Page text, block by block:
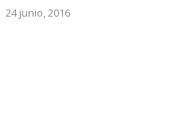
24 junio, 2016